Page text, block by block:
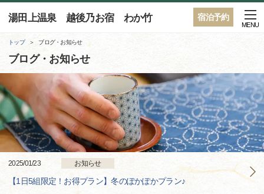
宿泊予約
湯田上温泉 越後乃お宿 わか竹
MENU
トップ ブログ・お知らせ
ブログ・お知らせ
2025/01/23 お知らせ
【1日5組限定！お得プラン】冬のぽかぽかプラン♪